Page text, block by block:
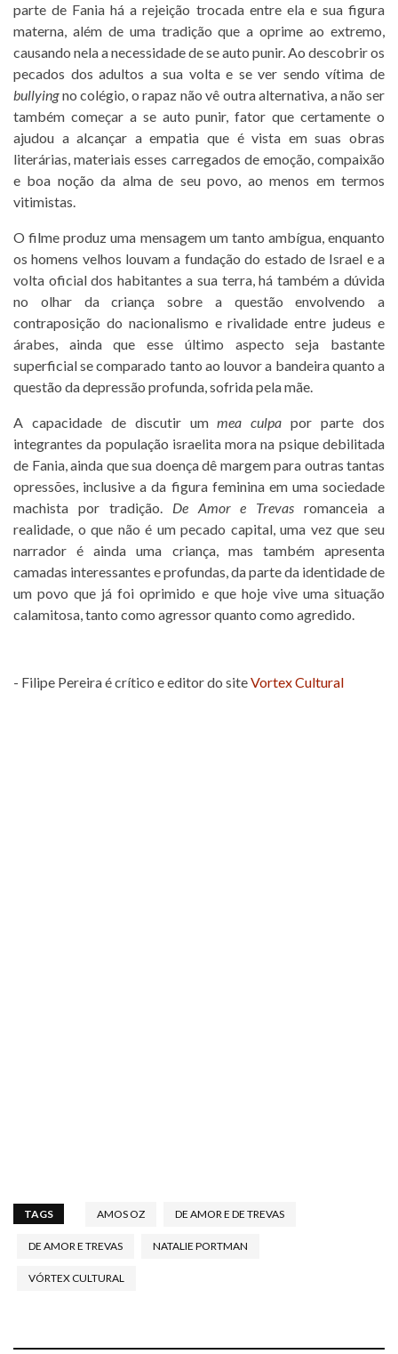
parte de Fania há a rejeição trocada entre ela e sua figura
materna, além de uma tradição que a oprime ao extremo,
causando nela a necessidade de se auto punir. Ao descobrir os
pecados dos adultos a sua volta e se ver sendo vítima de
bullyingno colégio, o rapaz não vê outra alternativa, a não ser
também começar a se auto punir, fator que certamente o
ajudou a alcançar a empatia que é vista em suas obras
literárias, materiais esses carregados de emoção, compaixão
e boa noção da alma de seu povo, ao menos em termos
vitimistas.
O filme produz uma mensagem um tanto ambígua, enquanto
os homens velhos louvam a fundação do estado de Israel e a
volta oficial dos habitantes a sua terra, há também a dúvida
no olhar da criança sobre a questão envolvendo a
contraposição do nacionalismo e rivalidade entre judeus e
árabes, ainda que esse último aspecto seja bastante
superficial se comparado tanto ao louvor a bandeira quanto a
questão da depressão profunda, sofrida pela mãe.
A capacidade de discutir ummea culpa por parte dos
integrantes da população israelita mora na psique debilitada
de Fania, ainda que sua doença dê margem para outras tantas
opressões, inclusive a da figura feminina em uma sociedade
machista por tradição. De Amor e Trevas romanceia a
realidade, o que não é um pecado capital, uma vez que seu
narrador é ainda uma criança, mas também apresenta
camadas interessantes e profundas, da parte da identidade de
um povo que já foi oprimido e que hoje vive uma situação
calamitosa, tanto como agressor quanto como agredido.
- Filipe Pereira é crítico e editor do siteVortex Cultural
TAGS AMOS OZ DE AMOR E DE TREVAS
DE AMOR E TREVAS NATALIE PORTMAN
VÓRTEX CULTURAL